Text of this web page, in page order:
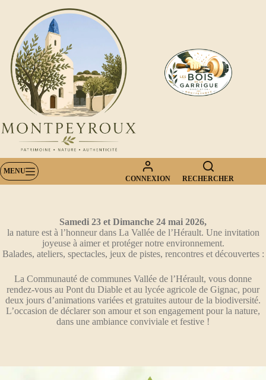
contenu
MENU
CONNEXION
RECHERCHER
Samedi 23 et Dimanche 24 mai 2026,
la nature est à l’honneur dans La Vallée de l’Hérault. Une invitation
joyeuse à aimer et protéger notre environnement.
Balades, ateliers, spectacles, jeux de pistes, rencontres et découvertes :
La Communauté de communes Vallée de l’Hé­rault, vous donne
rendez-vous au Pont du Diable et au lycée agricole de Gignac, pour
deux jours d’animations variées et gratuites autour de la biodiversité.
L’occasion de déclarer son amour et son engagement pour la nature,
dans une ambiance conviviale et festive !